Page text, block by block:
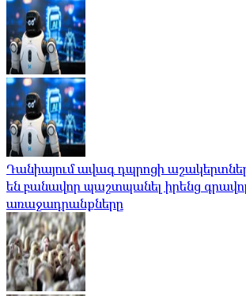
Դանիայում ավագ դպրոցի
են բանավոր պաշտպանել իրենց
առաջադրանքները